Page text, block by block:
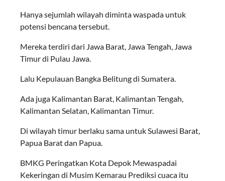
Hanya sejumlah wilayah diminta waspada untuk
potensi bencana tersebut.
Mereka terdiri dari Jawa Barat, Jawa Tengah, Jawa
Timur di Pulau Jawa.
Lalu Kepulauan Bangka Belitung di Sumatera.
Ada juga Kalimantan Barat, Kalimantan Tengah,
Kalimantan Selatan, Kalimantan Timur.
Di wilayah timur berlaku sama untuk Sulawesi Barat,
Papua Barat dan Papua.
BMKG Peringatkan Kota Depok Mewaspadai
Kekeringan di Musim Kemarau Prediksi cuaca itu